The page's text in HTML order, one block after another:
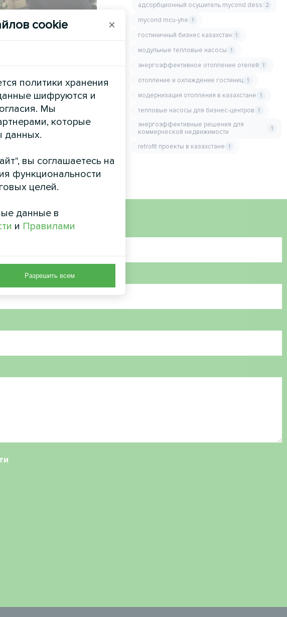
мире
адсорбционный осушитель mycond dess 2
mycond mcu-yhe 1
гостиничный бизнес казахстан 1
модульные тепловые насосы 1
энергоэффективное отопление отелей 1
отопление и охлаждение гостиниц 1
модернизация отопления в казахстане 1
тепловые насосы для бизнес-центров 1
энергоэффективные решения для
коммерческой недвижимости
1
retrofit проекты в казахстане 1
cookie ×
политики хранения
шифруются и
Мы
которые
данных.
вы соглашаетесь на
функциональности
целей.
данные в
и Правилами
Разрешить всем